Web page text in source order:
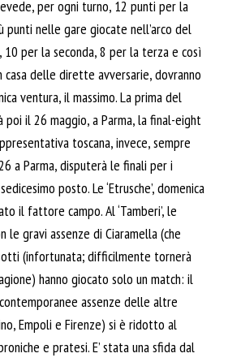
per ogni turno, 12 punti per la
punti nelle gare giocate nell’arco del
per la seconda, 8 per la terza e così
casa delle dirette avversarie, dovranno
ventura, il massimo. La prima del
il 26 maggio, a Parma, la final-eight
toscana, invece, sempre
a Parma, disputerà le finali per i
posto. Le ‘Etrusche’, domenica
il fattore campo. Al ‘Tamberi’, le
le gravi assenze di Ciaramella (che
(infortunata; difficilmente tornerà
hanno giocato solo un match: il
assenze delle altre
Empoli e Firenze) si è ridotto al
e pratesi. E’ stata una sfida dal